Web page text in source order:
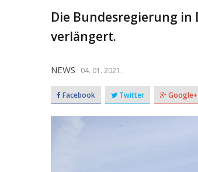
Die Bundesregierung in
verlängert.
NEWS 04. 01. 2021.
Facebook Twitter Google+